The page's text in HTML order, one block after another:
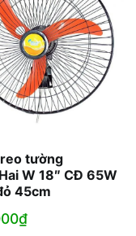
tường
W 18″ CĐ 65W
45cm
₫